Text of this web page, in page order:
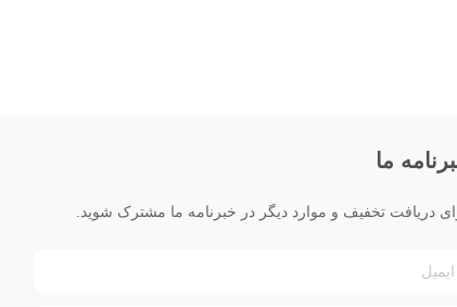
ما
دریافت تخفیف و موارد دیگر در خبرنامه ما مشترک شوید.